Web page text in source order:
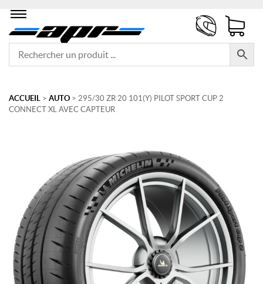
ACCUEIL > AUTO > 295/30 ZR 20 101(Y) PILOT SPORT CUP 2
CONNECT XL AVEC CAPTEUR